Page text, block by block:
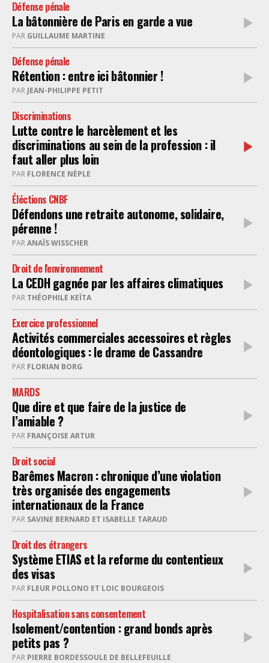
Défense pénale
La bâtonnière de Paris en garde a vue
PAR GUILLAUME MARTINE
Défense pénale
Rétention : entre ici bâtonnier !
PAR JEAN-PHILIPPE PETIT
Discriminations
Lutte contre le harcèlement et les
discriminations au sein de la profession : il
faut aller plus loin
PAR FLORENCE NÈPLE
Éléctions CNBF
Défendons une retraite autonome, solidaire,
pérenne !
PARANAÏS WISSCHER
Droit de l'environnement
La CEDH gagnée par les affaires climatiques
PAR THÉOPHILE KEÏTA
Exercice professionnel
Activités commerciales accessoires et règles
déontologiques : le drame de Cassandre
PAR FLORIAN BORG
MARDS
Que dire et que faire de la justice de
l’amiable ?
PAR FRANÇOISE ARTUR
Droit social
Barêmes Macron : chronique d’une violation
très organisée des engagements
internationaux de la France
PAR SAVINE BERNARD ET ISABELLE TARAUD
Droit des étrangers
Système ETIAS et la reforme du contentieux
des visas
PAR FLEUR POLLONO ET LOIC BOURGEOIS
Hospitalisation sans consentement
Isolement/contention : grand bonds après
petits pas ?
PAR PIERRE BORDESSOULE DE BELLEFEUILLE